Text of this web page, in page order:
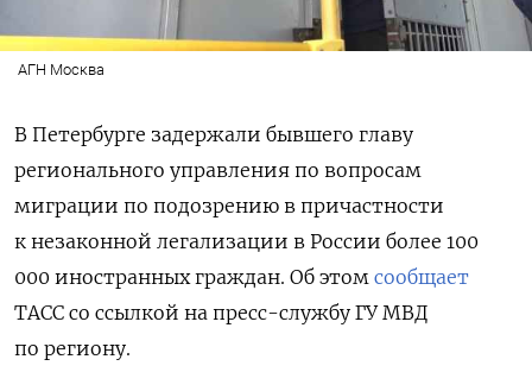
АГН Москва
В Петербурге задержали бывшего главу
регионального управления по вопросам
миграции по подозрению в причастности
к незаконной легализации в России более 100
000 иностранных граждан. Об этом сообщает
ТАСС со ссылкой на пресс-службу ГУ МВД
по региону.